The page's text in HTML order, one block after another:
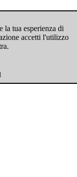
la tua esperienza di
accetti l'utilizzo